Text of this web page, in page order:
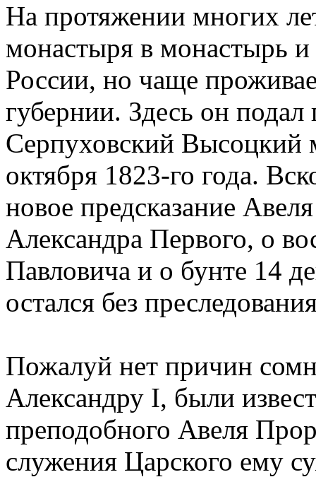
На протяжении многих
монастыря в монастырь
России, но чаще
губернии. Здесь он
Серпуховский Высоцкий
октября 1823-го года.
новое предсказание
Александра Первого, о
Павловича и о бунте 14
остался без
Пожалуй нет причин
Александру I, были
преподобного Авеля
служения Царского ему